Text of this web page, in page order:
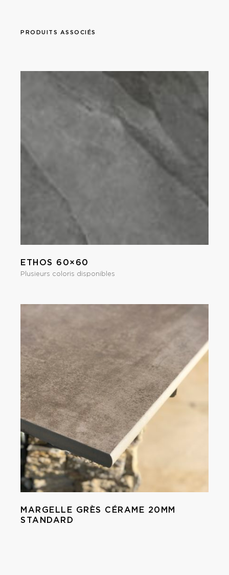
PRODUITS ASSOCIÉS
ETHOS 60×60
Plusieurs coloris disponibles
MARGELLE GRÈS CÉRAME 20MM
STANDARD